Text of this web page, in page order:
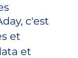
c'est
et
et